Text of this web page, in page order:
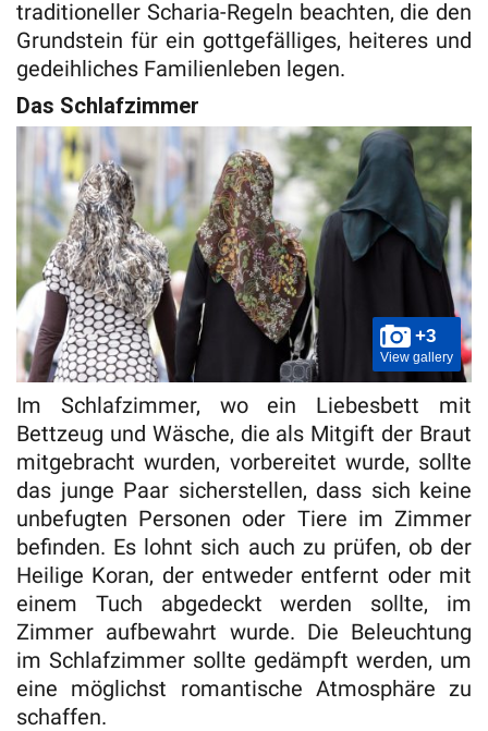
traditioneller Scharia-Regeln beachten, die den
Grundstein für ein gottgefälliges, heiteres und
gedeihliches Familienleben legen.
Das Schlafzimmer
+3
View gallery
Im Schlafzimmer, wo ein Liebesbett mit
Bettzeug und Wäsche, die als Mitgift der Braut
mitgebracht wurden, vorbereitet wurde, sollte
das junge Paar sicherstellen, dass sich keine
unbefugten Personen oder Tiere im Zimmer
befinden. Es lohnt sich auch zu prüfen, ob der
Heilige Koran, der entweder entfernt oder mit
einem Tuch abgedeckt werden sollte, im
Zimmer aufbewahrt wurde. Die Beleuchtung
im Schlafzimmer sollte gedämpft werden, um
eine möglichst romantische Atmosphäre zu
schaffen.